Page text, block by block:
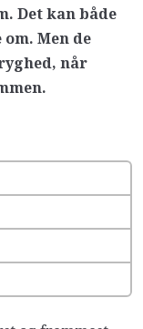
Det kan både
Men de
når